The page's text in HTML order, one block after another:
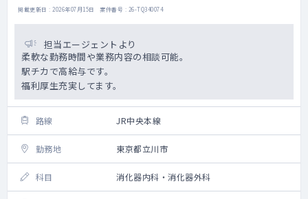
掲載更新日 : 2026年07月15日 案件番号 : 26-TQ340074
担当エージェントより
柔軟な勤務時間や業務内容の相談可能。
駅チカで高給与です。
福利厚生充実してます。
路線 JR中央本線
勤務地 東京都立川市
科目 消化器内科・消化器外科